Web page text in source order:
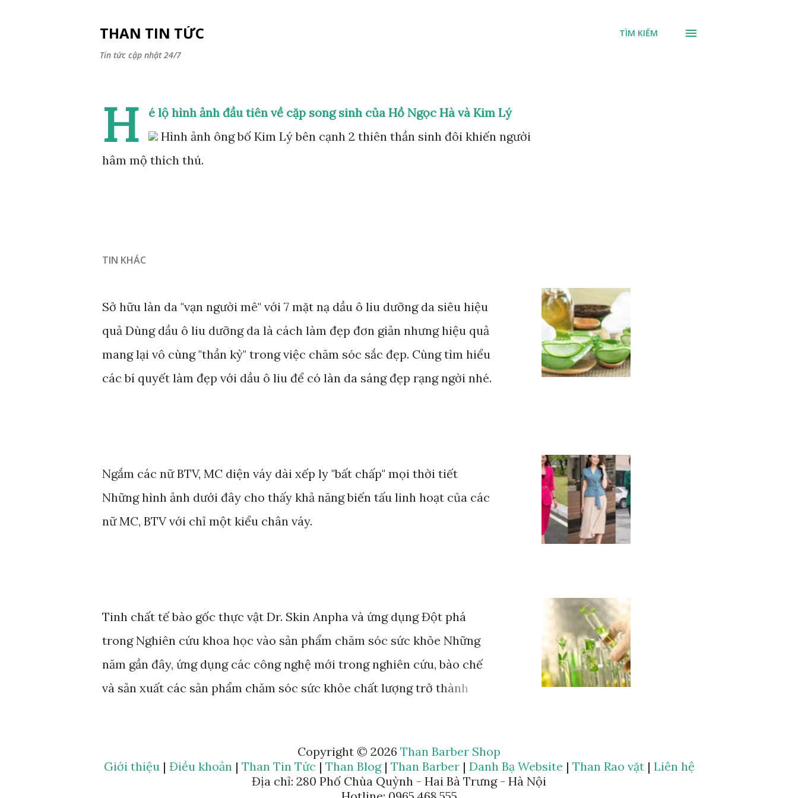
THAN TIN TỨC
Tin tức cập nhật 24/7
TÌM KIẾM
H
é lộ hình ảnh đầu tiên về cặp song sinh của Hồ Ngọc Hà và Kim Lý
Hình ảnh ông bố Kim Lý bên cạnh 2 thiên thần sinh đôi khiến người
hâm mộ thích thú.
TIN KHÁC
Sở hữu làn da "vạn người mê" với 7 mặt nạ dầu ô liu dưỡng da siêu hiệu
quả Dùng dầu ô liu dưỡng da là cách làm đẹp đơn giản nhưng hiệu quả
mang lại vô cùng "thần kỳ" trong việc chăm sóc sắc đẹp. Cùng tìm hiểu
các bí quyết làm đẹp với dầu ô liu để có làn da sáng đẹp rạng ngời nhé.
Ngắm các nữ BTV, MC diện váy dài xếp ly "bất chấp" mọi thời tiết
Những hình ảnh dưới đây cho thấy khả năng biến tấu linh hoạt của các
nữ MC, BTV với chỉ một kiểu chân váy.
Tinh chất tế bào gốc thực vật Dr. Skin Anpha và ứng dụng Đột phá
trong Nghiên cứu khoa học vào sản phẩm chăm sóc sức khỏe Những
năm gần đây, ứng dụng các công nghệ mới trong nghiên cứu, bào chế
và sản xuất các sản phẩm chăm sóc sức khỏe chất lượng trở thành
mà Anphagroup là một trong những đơn vị tiên phong tiêu biểu. Đơn vị
này đã ứng dụng rất nhiều các nghiên cứu khoa học trong việc sản
Copyright © 2026 Than Barber Shop
Giới thiệu| Điều khoản| Than Tin Tức | Than Blog| Than Barber| Danh Bạ Website | Than Rao vặt| Liên hệ
Địa chỉ: 280 Phố Chùa Quỳnh - Hai Bà Trưng - Hà Nội